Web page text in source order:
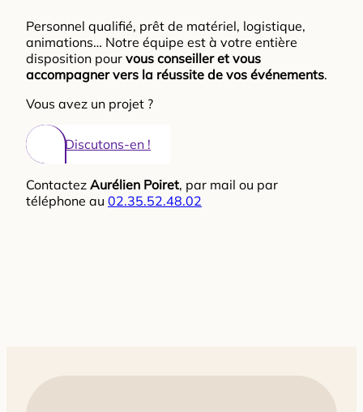
Personnel qualifié, prêt de matériel, logistique,
animations… Notre équipe est à votre entière
disposition pour vous conseiller et vous
accompagner vers la réussite de vos événements.
Vous avez un projet ?
Discutons-en !
Contactez Aurélien Poiret, par mail ou par
téléphone au 02.35.52.48.02